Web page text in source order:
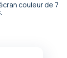
couleur de 7